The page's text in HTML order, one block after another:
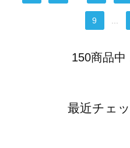
9
150商品中
最近チェ